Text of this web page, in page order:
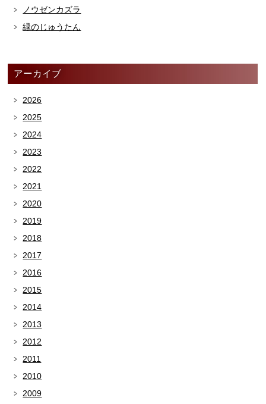
ノウゼンカズラ
緑のじゅうたん
アーカイブ
2026
2025
2024
2023
2022
2021
2020
2019
2018
2017
2016
2015
2014
2013
2012
2011
2010
2009